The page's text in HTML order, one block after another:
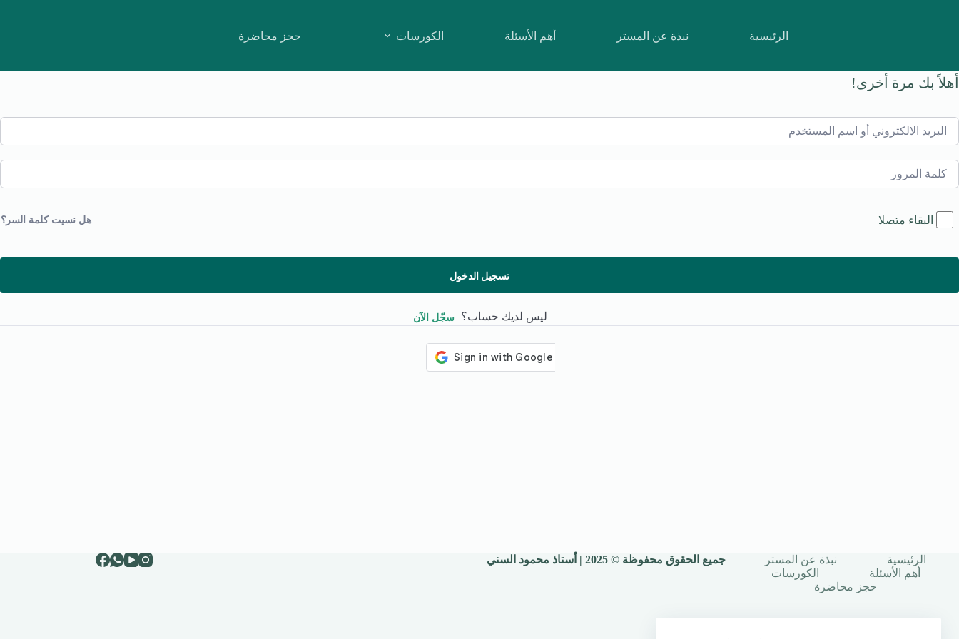
الرئيسية نبذة عن المستر أهم الأسئلة الكورسات حجز محاضرة
أهلاً بك مرة أخرى!
البقاء متصلا هل نسيت كلمة السر؟
تسجيل الدخول
ليس لديك حساب؟ سجّل الآن
الرئيسية
نبذة عن المستر
أهم الأسئلة
الكورسات
حجز محاضرة
جميع الحقوق محفوظة © 2025 | أستاذ محمود السني